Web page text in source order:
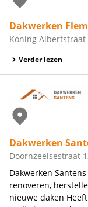
Dakwerken
Koning Albertstraat
Verder lezen
Dakwerken
Doornzeelsestraat
Dakwerken
renoveren,
nieuwe daken